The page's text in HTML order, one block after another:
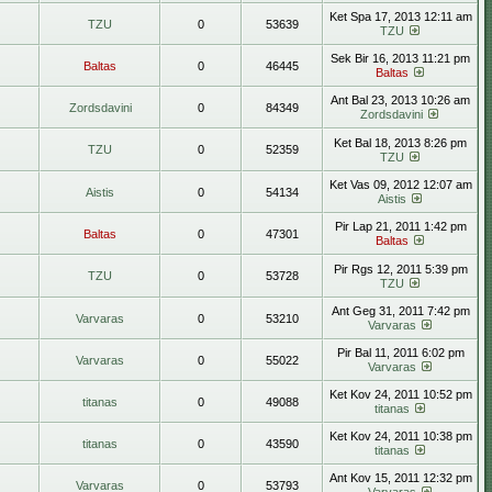
TZU 0 53639
Ket Spa 17, 2013 12:11 am
TZU
Baltas 0 46445
Sek Bir 16, 2013 11:21 pm
Baltas
Zordsdavini 0 84349
Ant Bal 23, 2013 10:26 am
Zordsdavini
TZU 0 52359
Ket Bal 18, 2013 8:26 pm
TZU
Aistis 0 54134
Ket Vas 09, 2012 12:07 am
Aistis
Baltas 0 47301
Pir Lap 21, 2011 1:42 pm
Baltas
TZU 0 53728
Pir Rgs 12, 2011 5:39 pm
TZU
Varvaras 0 53210
Ant Geg 31, 2011 7:42 pm
Varvaras
Varvaras 0 55022
Pir Bal 11, 2011 6:02 pm
Varvaras
titanas 0 49088
Ket Kov 24, 2011 10:52 pm
titanas
titanas 0 43590
Ket Kov 24, 2011 10:38 pm
titanas
Varvaras 0 53793
Ant Kov 15, 2011 12:32 pm